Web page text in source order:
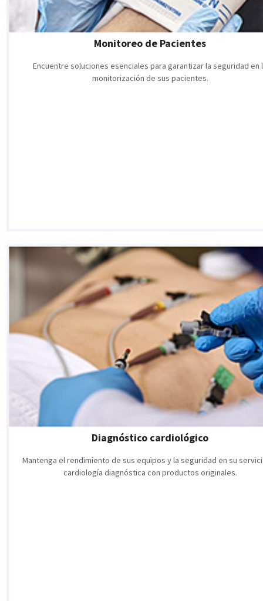
Monitoreo de Pacientes
Encuentre soluciones esenciales para garantizar la seguridad en
monitorización de sus pacientes.
Diagnóstico cardiológico
Mantenga el rendimiento de sus equipos y la seguridad en su
cardiología diagnóstica con productos originales.